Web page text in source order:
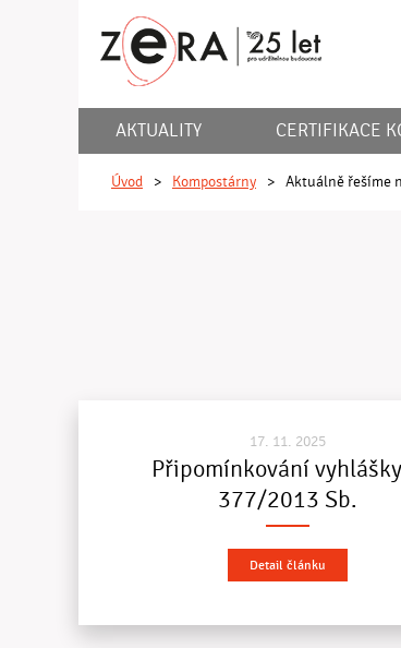
AKTUALITY CERTIFIKACE
Úvod > Kompostárny > Aktuálně řešíme
17. 11. 2025
Připomínkování
377/2013 Sb.
Detail článku